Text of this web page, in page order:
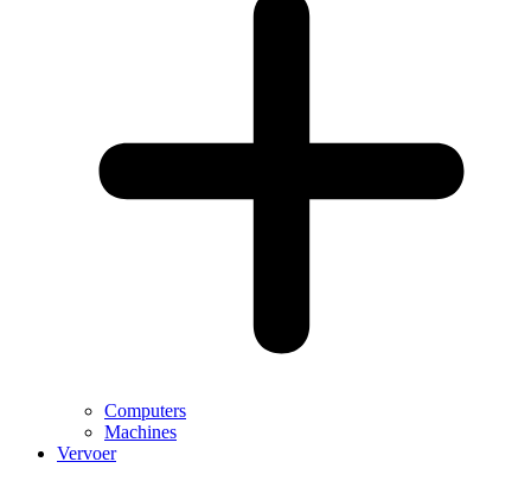
Computers
Machines
Vervoer